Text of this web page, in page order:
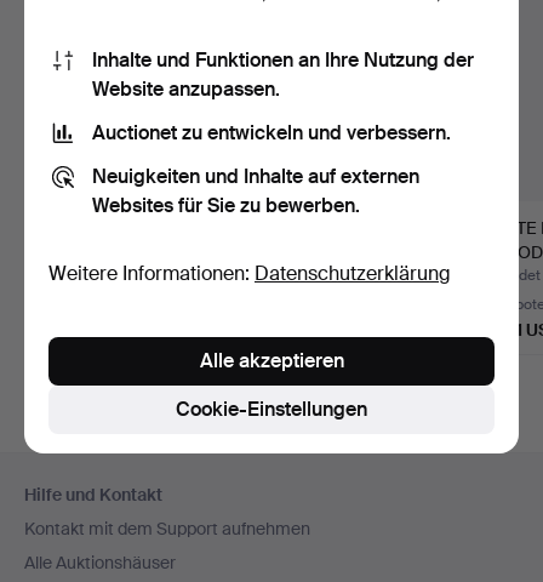
Kleiderschr…
Beendet 16. Mai 2026
Kleiderschr…
Beendet 15. Mai 2026
3
1.581
Navigation
Hilfe und Kontakt
Kontakt mit dem Support aufnehmen
Alle Auktionshäuser
Inhalte und Funktionen an Ihre Nutzung der
Website anzupassen.
Auctionet zu entwickeln und verbessern.
Neuigkeiten und Inhalte auf externen
Websites für Sie zu bewerben.
Weitere Informationen: Datenschutzerklärung
Cookie-Einstellungen
Alle akzeptieren